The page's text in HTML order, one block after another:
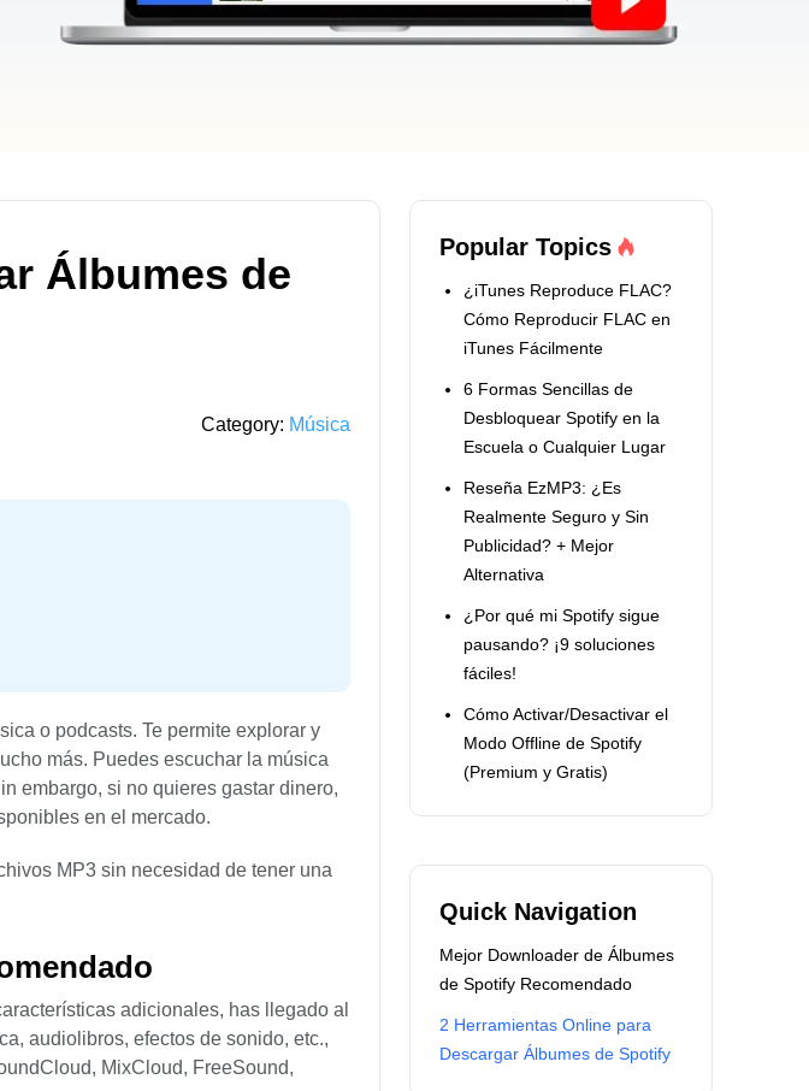
Álbumes de
Category: Música
o podcasts. Te permite explorar y
más. Puedes escuchar la música
embargo, si no quieres gastar dinero,
en el mercado.
MP3 sin necesidad de tener una
adicionales, has llegado al
audiolibros, efectos de sonido, etc.,
MixCloud, FreeSound,
Popular Topics
¿iTunes Reproduce FLAC?
Cómo Reproducir FLAC en
iTunes Fácilmente
6 Formas Sencillas de
Desbloquear Spotify en la
Escuela o Cualquier Lugar
Reseña EzMP3: ¿Es
Realmente Seguro y Sin
Publicidad? + Mejor
Alternativa
¿Por qué mi Spotify sigue
pausando? ¡9 soluciones
fáciles!
Cómo Activar/Desactivar el
Modo Offline de Spotify
(Premium y Gratis)
Quick Navigation
Mejor Downloader de Álbumes
de Spotify Recomendado
2 Herramientas Online para
Descargar Álbumes de Spotify